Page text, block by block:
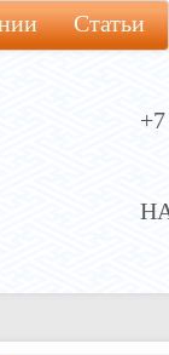
Статьи